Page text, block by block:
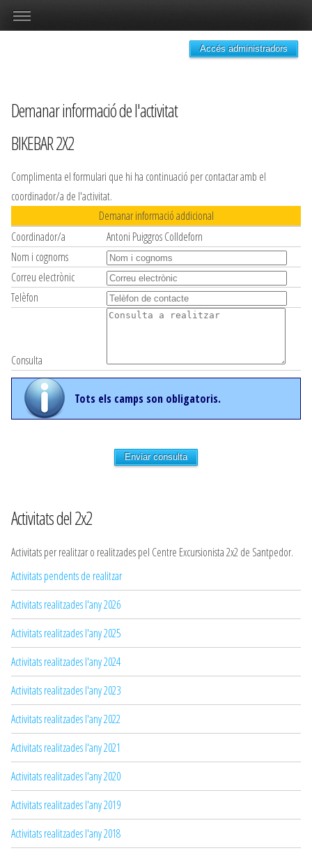
Accés administradors
Demanar informació de l'activitat
BIKEBAR 2X2
Complimenta el formulari que hi ha continuació per contactar amb el
coordinador/a de l'activitat.
Demanar informació addicional
Coordinador/a
Antoni Puiggros Colldeforn
Nom i cognoms
Correu electrònic
Telèfon
Consulta
Tots els camps son obligatoris.
Enviar consulta
Activitats del 2x2
Activitats per realitzar o realitzades pel Centre Excursionista 2x2 de Santpedor.
Activitats pendents de realitzar
Activitats realitzades l'any 2026
Activitats realitzades l'any 2025
Activitats realitzades l'any 2024
Activitats realitzades l'any 2023
Activitats realitzades l'any 2022
Activitats realitzades l'any 2021
Activitats realitzades l'any 2020
Activitats realitzades l'any 2019
Activitats realitzades l'any 2018